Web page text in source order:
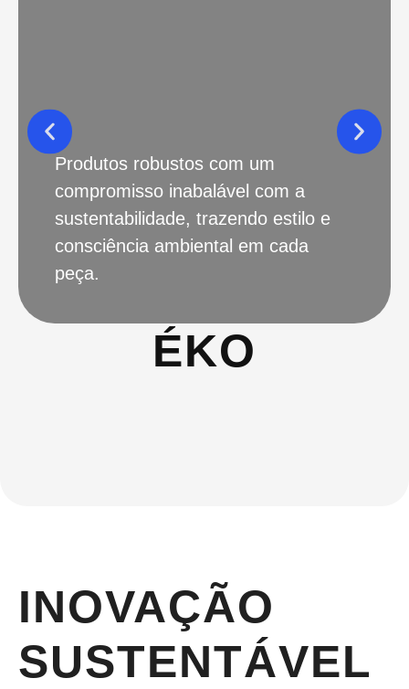
Produtos robustos com um
compromisso inabalável com a
sustentabilidade, trazendo estilo e
consciência ambiental em cada
peça.
ÉKO
INOVAÇÃO
SUSTENTÁVEL